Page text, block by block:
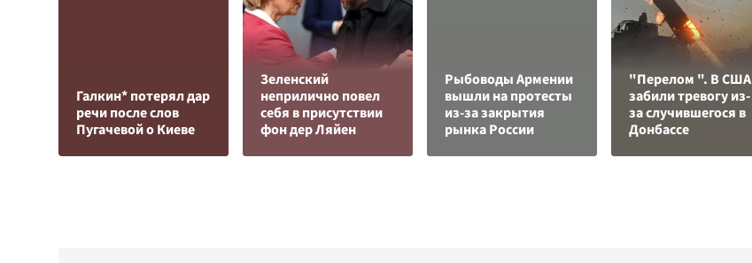
Галкин* потерял дар
речи после слов
Пугачевой о Киеве
Зеленский
неприлично повел
cебя в присутствии
фон дер Ляйен
Рыбоводы Армении
вышли на протесты
из-за закрытия
рынка России
"Перелом ". В США
забили тревогу из-
за случившегося в
Донбассе